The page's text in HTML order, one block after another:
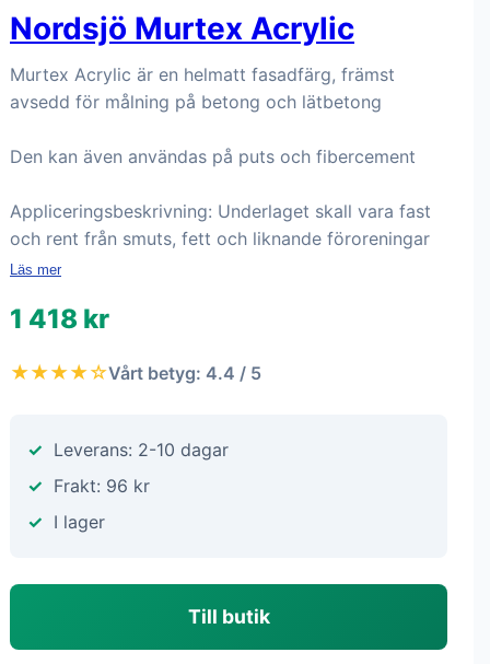
Nordsjö Murtex Acrylic
Murtex Acrylic är en helmatt fasadfärg, främst
avsedd för målning på betong och lätbetong
Den kan även användas på puts och fibercement
Appliceringsbeskrivning: Underlaget skall vara fast
och rent från smuts, fett och liknande föroreningar
Läs mer
1 418 kr
★★★★☆Vårt betyg: 4.4 / 5
Leverans: 2-10 dagar
Frakt: 96 kr
I lager
Till butik